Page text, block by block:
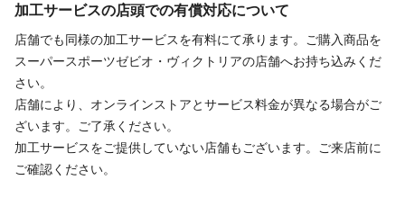
加工サービスの店頭での有償対応について
店舗でも同様の加工サービスを有料にて承ります。ご購入商品を
スーパースポーツゼビオ・ヴィクトリアの店舗へお持ち込みくだ
さい。
店舗により、オンラインストアとサービス料金が異なる場合がご
ざいます。ご了承ください。
加工サービスをご提供していない店舗もございます。ご来店前に
ご確認ください。